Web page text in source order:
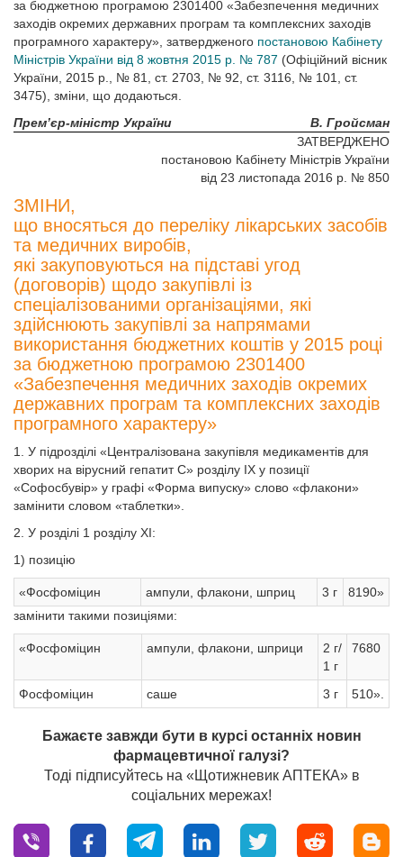
за бюджетною програмою 2301400 «Забезпечення медичних
заходів окремих державних програм та комплексних заходів
програмного характеру», затвердженого постановою Кабінету
Міністрів України від 8 жовтня 2015 р. № 787 (Офіційний вісник
України, 2015 р., № 81, ст. 2703, № 92, ст. 3116, № 101, ст.
3475), зміни, що додаються.
Прем’єр-міністр України
В. Гройсман
ЗАТВЕРДЖЕНО
постановою Кабінету Міністрів України
від 23 листопада 2016 р. № 850
ЗМІНИ,
що вносяться до переліку лікарських засобів
та медичних виробів,
які закуповуються на підставі угод
(договорів) щодо закупівлі із
спеціалізованими організаціями, які
здійснюють закупівлі за напрямами
використання бюджетних коштів у 2015 році
за бюджетною програмою 2301400
«Забезпечення медичних заходів окремих
державних програм та комплексних заходів
програмного характеру»
1. У підрозділі «Централізована закупівля медикаментів для
хворих на вірусний гепатит С» розділу IХ у позиції
«Софосбувір» у графі «Форма випуску» слово «флакони»
замінити словом «таблетки».
2. У розділі 1 розділу ХI:
1) позицію
«Фосфоміцин ампули, флакони, шприц 3 г
8190»
замінити такими позиціями:
«Фосфоміцин ампули, флакони, шприци
2 г/
1 г
7680
Фосфоміцин саше 3 г 510».
Бажаєте завжди бути в курсі останніх новин
фармацевтичної галузі?
Тоді підписуйтесь на «Щотижневик АПТЕКА» в
соціальних мережах!